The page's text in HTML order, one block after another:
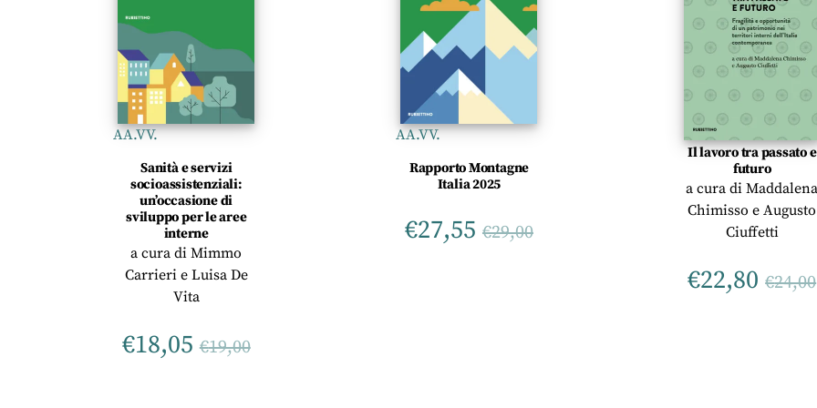
AA.VV.
Sanità e servizi
socioassistenziali:
un’occasione di
sviluppo per le aree
interne
a cura diMimmo
Carrierie Luisa De
Vita
€18,05 €19,00
AA.VV.
Rapporto Montagne
Italia 2025
€27,55 €29,00
Il lavoro tra passato e
futuro
a cura di
Chimisso eAugusto
Ciuffetti
€22,80 €24,00